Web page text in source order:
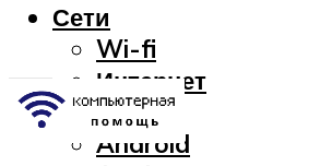
Сети
Wi-fi
Интернет
OC
Android